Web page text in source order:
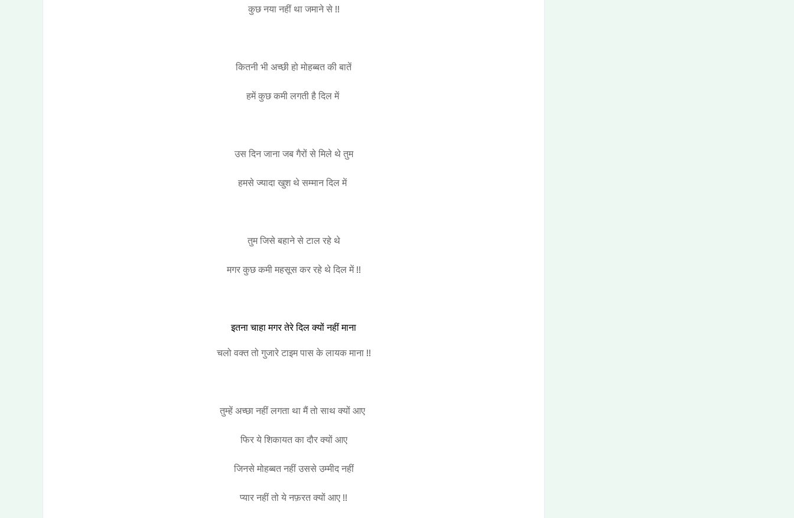
कुछ नया नहीं था जमाने से !!
कितनी भी अच्छी हो मोहब्बत की बातें
हमें कुछ कमी लगती है दिल में
उस दिन जाना जब गैरों से मिले थे तुम
हमसे ज्यादा खुश थे सम्मान दिल में
तुम जिसे बहाने से टाल रहे थे
मगर कुछ कमी महसूस कर रहे थे दिल में !!
इतना चाहा मगर तेरे दिल क्यों नहीं माना
चलो वक्त तो गुजारे टाइम पास के लायक माना !!
तुम्हें अच्छा नहीं लगता था मैं तो साथ क्यों आए
फिर ये शिकायत का दौर क्यों आए
जिनसे मोहब्बत नहीं उससे उम्मीद नहीं
प्यार नहीं तो ये नफ़रत क्यों आए !!